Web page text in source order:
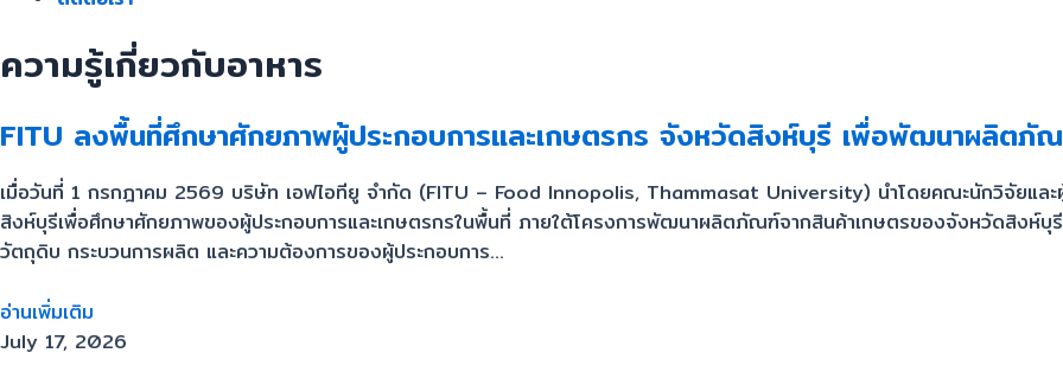
ความรู้เกี่ยวกับอาหาร
FITU ลงพื้นที่ศึกษาศักยภาพผู้ประกอบการและเกษตรกร จังหวัดสิงห์บุรี เพื่อพัฒนาผลิตภั
เมื่อวันที่ 1 กรกฎาคม 2569 บริษัท เอฟไอทียู จำกัด (FITU – Food Innopolis, Thammasat University) นำโดยคณะนักวิจัยและ
สิงห์บุรีเพื่อศึกษาศักยภาพของผู้ประกอบการและเกษตรกรในพื้นที่ ภายใต้โครงการพัฒนาผลิตภัณฑ์จากสินค้าเกษตรของจังหวัดสิงห์
วัตถุดิบ กระบวนการผลิต และความต้องการของผู้ประกอบการ...
อ่านเพิ่มเติม
July 17, 2026